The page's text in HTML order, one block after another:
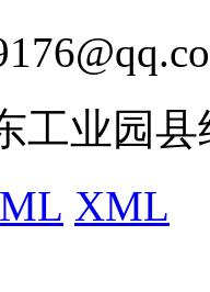
工业园县
XML